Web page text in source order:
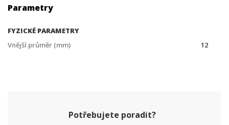
Parametry
FYZICKÉ PARAMETRY
Vnější průměr (mm)
12
Potřebujete poradit?